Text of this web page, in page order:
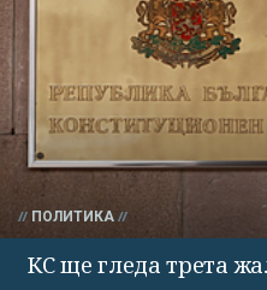
ПОЛИТИКА
КС ще гледа трета